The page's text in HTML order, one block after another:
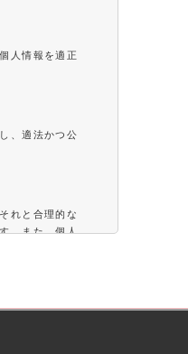
人情報を適正
、適法かつ公
れと合理的な
。また、個人